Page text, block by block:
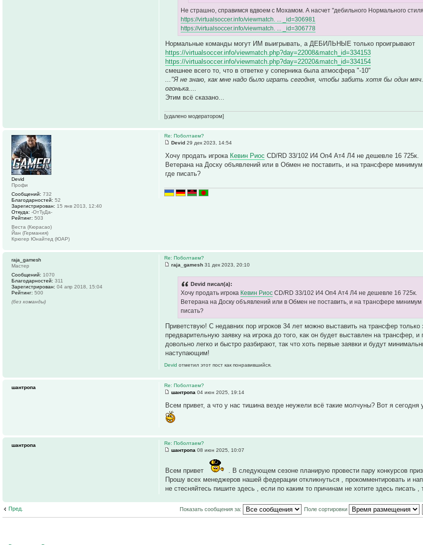
Не страшно, справимся вдвоем с Мохамом. А насчет "дебильного Нормального
https://virtualsoccer.info/viewmatch. ... _id=306981
https://virtualsoccer.info/viewmatch. ... _id=306778
Нормальные команды могут ИМ выигрывать, а ДЕБИЛЬНЫЕ только проигрывают
https://virtualsoccer.info/viewmatch.php?day=22008&match_id=334153
https://virtualsoccer.info/viewmatch.php?day=22020&match_id=334154
смешнее всего то, что в ответке у соперника была атмосфера "-10"
..."Я не знаю, как мне надо было играть сегодня, чтобы забить хотя бы один
огонька....
Этим всё сказано...
[удалено модератором]
Re: Поболтаем?
Devid 29 дек 2023, 14:54
Хочу продать игрока Кевин Риос CD/RD 33/102 И4 Оп4 Ат4 Л4 не дешевле 16 725к.
Ветерана на Доску объявлений или в Обмен не поставить, и на трансфере
где писать?
Devid
Профи
Сообщений: 732
Благодарностей: 52
Зарегистрирован: 15 янв 2013, 12:40
Откуда: -ОтТуДа-
Рейтинг: 503
Веста (Кюрасао)
Йан (Германия)
Крюгер Юнайтед (ЮАР)
Re: Поболтаем?
raja_gamesh 31 дек 2023, 20:10
Devid писал(а):
Хочу продать игрока Кевин Риос CD/RD 33/102 И4 Оп4 Ат4 Л4 не дешевле 16 725к.
Ветерана на Доску объявлений или в Обмен не поставить, и на трансфере
писать?
Приветствую! С недавних пор игроков 34 лет можно выставить на трансфер
предварительную заявку на игрока до того, как он будет выставлен на
довольно легко и быстро разбирают, так что хоть первые заявки и будут
наступающим!
Devidотметил этот пост как понравившийся.
raja_gamesh
Мастер
Сообщений: 1070
Благодарностей: 311
Зарегистрирован: 04 апр 2018, 15:04
Рейтинг: 500
(без команды)
Re: Поболтаем?
шантропа 04 июн 2025, 19:14
Всем привет, а что у нас тишина везде неужели всё такие молчуны? Вот я
шантропа
Re: Поболтаем?
шантропа 08 июн 2025, 10:07
Всем привет
. В следующем сезоне планирую провести пару конкурсов
Прошу всех менеджеров нашей федерации откликнуться , прокомментировать и
не стесняйтесь пишите здесь , если по каким то причинам не хотите здесь
шантропа
Пред. Показать сообщения за: Поле сортировки